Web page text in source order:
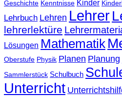
Geschichte Kenntnisse Kinder
Lehrbuch Lehren Lehrer
lehrerlektüre
Lösungen Mathematik
Oberstufe Physik Planen Planung
Sammlerstück Schulbuch
Unterricht